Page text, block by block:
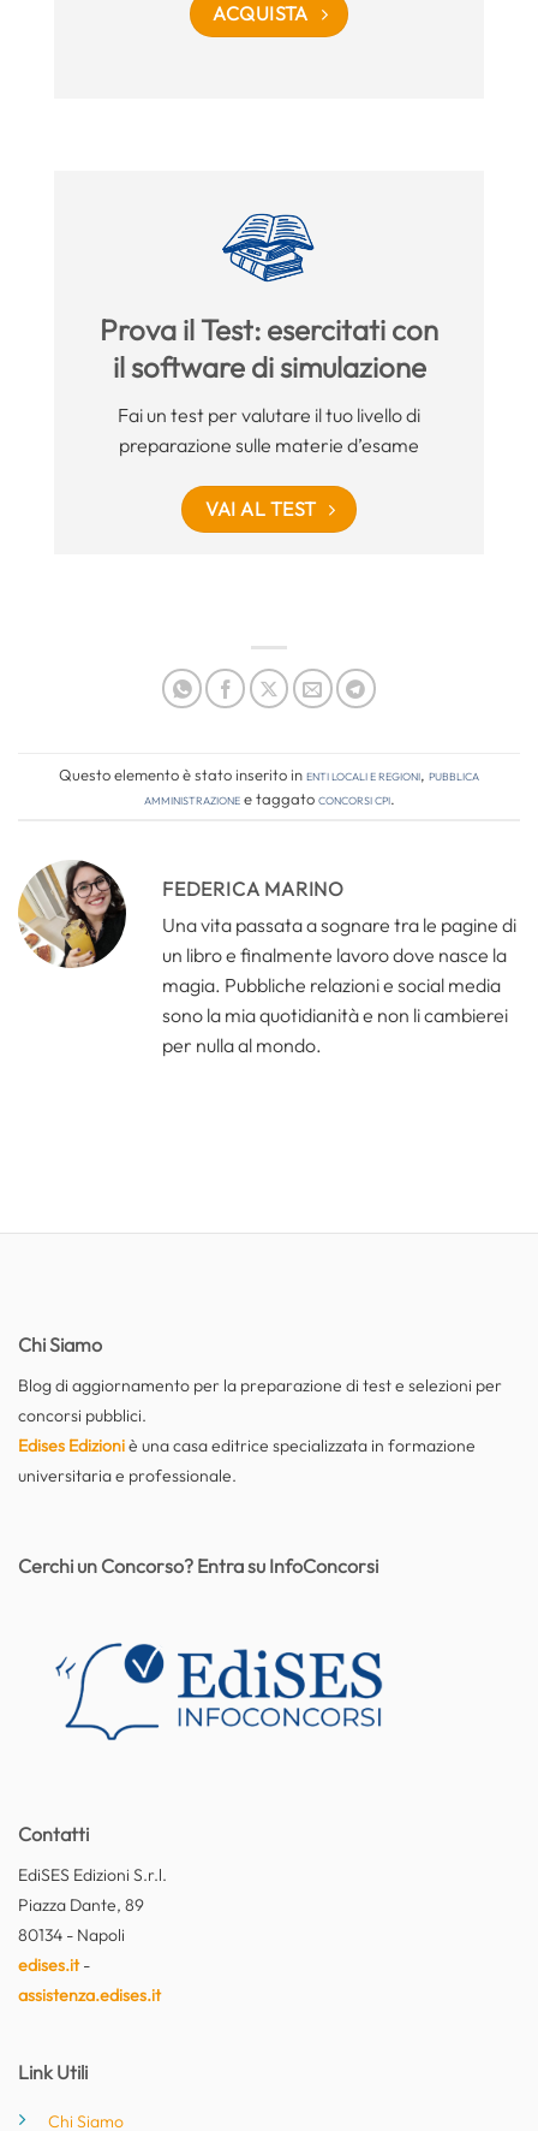
ACQUISTA
Prova il Test: esercitati con
il software di simulazione
Fai un test per valutare il tuo livello di
preparazione sulle materie d’esame
VAI AL TEST
Questo elemento è stato inserito inEnti locali e regioni, Pubblica
amministrazionee taggatoconcorsi cpi.
FEDERICA MARINO
Una vita passata a sognare tra le pagine di
un libro e finalmente lavoro dove nasce la
magia. Pubbliche relazioni e social media
sono la mia quotidianità e non li cambierei
per nulla al mondo.
Chi Siamo
Blog di aggiornamento per la preparazione di test e selezioni per
concorsi pubblici.
Edises Edizioniè una casa editrice specializzata in formazione
universitaria e professionale.
Contatti
EdiSES Edizioni S.r.l.
Piazza Dante, 89
80134 - Napoli
edises.it-
assistenza.edises.it
Link Utili
Chi Siamo
Cerchi un Concorso? Entra su InfoConcorsi